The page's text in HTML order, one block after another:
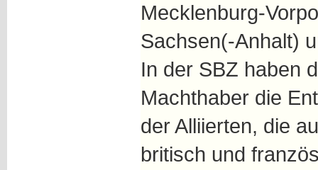
Mecklenburg-
Sachsen(-Anhalt)
In der SBZ haben
Machthaber die
der Alliierten, die
britisch und